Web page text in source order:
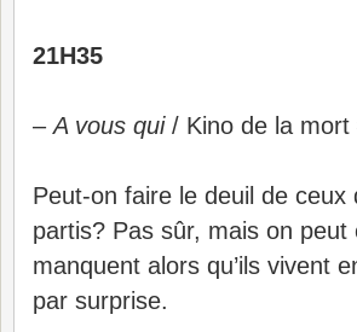
21H35
–A vous qui/ Kino de la mort
Peut-on faire le deuil de ceux
partis? Pas sûr, mais on
manquent alors qu’ils vivent
par surprise.